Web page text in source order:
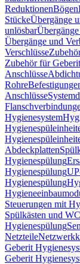
ReduktionenBögen
StückeÜbergänge
unlösbar
Übergänge und
Verschlüsse
Zubehör für
Anschlüsse
Rohre
Anschlüsse
Hygienesystem
Abdeckplatten
Hygienespülung
Hygienespülung
Hygienespülung
Steuerungen mit
Spülkästen und
Hygienespülung
Netzteile
Geberit
Geberit